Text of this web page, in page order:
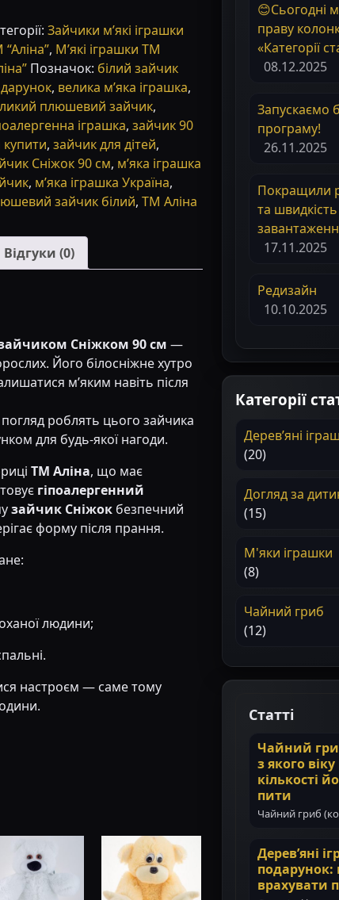
Зайчики м’які іграшки
, М’які іграшки ТМ
Позначок: білий зайчик
, велика м’яка іграшка,
плюшевий зайчик,
іграшка,зайчик 90
купити,зайчик для дітей,
Сніжок 90 см, м’яка іграшка
, м’яка іграшка Україна,
зайчик білий,ТМ Аліна
Відгуки (0)
Сніжком 90 см —
Його білосніжне хутро
м’яким навіть після
роблять цього зайчика
для будь-якої нагоди.
ТМ Аліна, що має
гіпоалергенний
зайчик Сніжок безпечний
форму після прання.
людини;
настроєм — саме тому
😊Сьогодні
праву
«Категорії
08.12.2025
Запускаємо
програму!
26.11.2025
Покращили
та швидкість
17.11.2025
Редизайн
10.10.2025
Категорії
Деревʼяні
(20)
Догляд за
(15)
М'яки іграшки
(8)
Чайний гриб
(12)
Статті
Чайний
з якого віку
кількості
пити
Чайний гриб
Дерев’яні
врахувати